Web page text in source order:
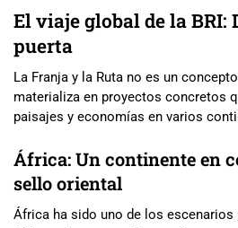
El viaje global de la BRI:
puerta
La Franja y la Ruta no es un
materializa en proyectos concretos
paisajes y economías en varios
África: Un continente en
sello oriental
África ha sido uno de los escenarios